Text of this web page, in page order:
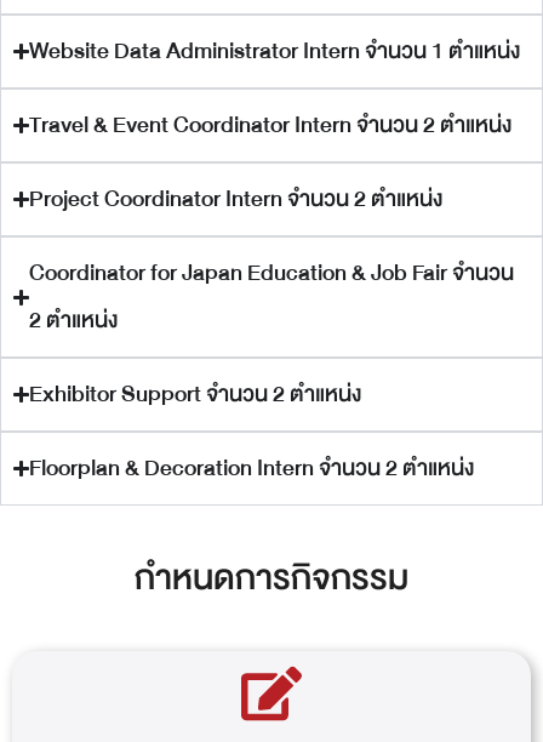
Website Data Administrator Intern จำนวน 1 ตำแหน่ง
Travel & Event Coordinator Intern จำนวน 2 ตำแหน่ง
Project Coordinator Intern จำนวน 2 ตำแหน่ง
Coordinator for Japan Education & Job Fair จำนวน
2 ตำแหน่ง
Exhibitor Support จำนวน 2 ตำแหน่ง
Floorplan & Decoration Intern จำนวน 2 ตำแหน่ง
กำหนดการกิจกรรม